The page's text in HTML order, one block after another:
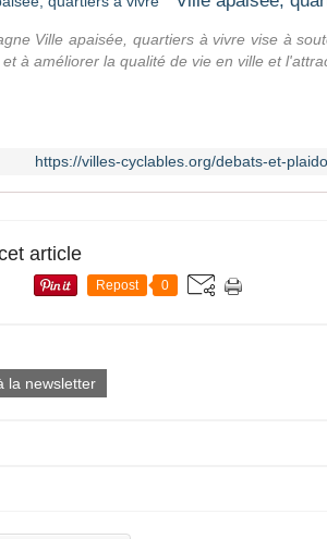
Ville apaisée, quartiers à vivre vise à
à améliorer la qualité de vie en ville et
https://villes-cyclables.org/debats-et-
article
Repost 0
la newsletter